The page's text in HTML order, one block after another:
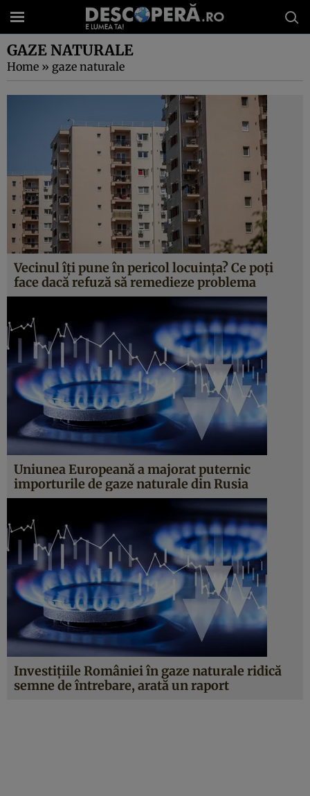
GAZE NATURALE
Home » gaze naturale
Vecinul îți pune în pericol locuința? Ce poți
face dacă refuză să remedieze problema
Uniunea Europeană a majorat puternic
importurile de gaze naturale din Rusia
Investițiile României în gaze naturale ridică
semne de întrebare, arată un raport